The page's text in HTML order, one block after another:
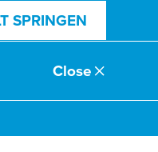
SPRINGEN
Close